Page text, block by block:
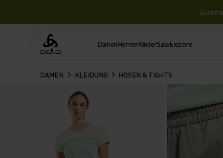
Odlo DamenHerrenKinderSaleExplore
DAMEN KLEIDUNG HOSEN & TIGHTS